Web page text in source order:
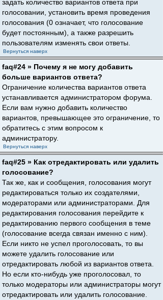
задать количество вариантов ответа при
голосовании, установить время проведения
голосования (0 означает, что голосование
будет постоянным), а также разрешить
пользователям изменять свои ответы.
Вернуться наверх
faq#24 » Почему я не могу добавить
больше вариантов ответа?
Ограничение количества вариантов ответа
устанавливается администратором форума.
Если вам нужно добавить количество
вариантов, превышающее это ограничение, то
обратитесь с этим вопросом к
администратору.
Вернуться наверх
faq#25 » Как отредактировать или удалить
голосование?
Так же, как и сообщения, голосования могут
редактироваться только их создателями,
модераторами или администраторами. Для
редактирования голосования перейдите к
редактированию первого сообщения в теме
(голосование всегда связан именно с ним).
Если никто не успел проголосовать, то вы
можете удалить голосование или
отредактировать любой из вариантов ответа.
Но если кто-нибудь уже проголосовал, то
только модераторы или администраторы могут
отредактировать или удалить голосование.